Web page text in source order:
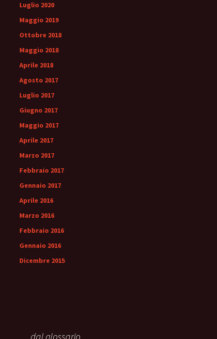
Luglio 2020
Maggio 2019
Ottobre 2018
Maggio 2018
Aprile 2018
Agosto 2017
Luglio 2017
Giugno 2017
Maggio 2017
Aprile 2017
Marzo 2017
Febbraio 2017
Gennaio 2017
Aprile 2016
Marzo 2016
Febbraio 2016
Gennaio 2016
Dicembre 2015
… dal glossario